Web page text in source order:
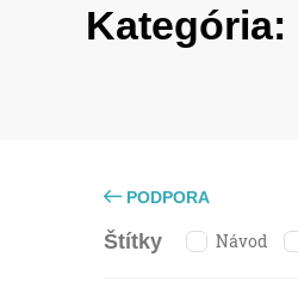
Kategória:
PODPORA
Štítky Návod